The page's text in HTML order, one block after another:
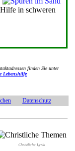
in schweren
finden Sie unter
Lebenshilfe
Datenschutz
Christliche Lyrik